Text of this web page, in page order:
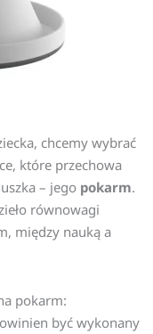
chcemy wybrać
które przechowa
– jego pokarm.
równowagi
między nauką a
pokarm:
być wykonany